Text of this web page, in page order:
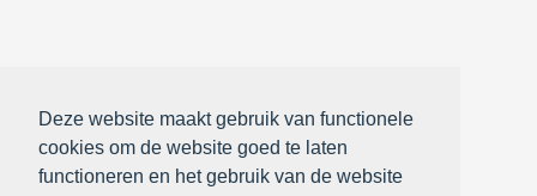
Deze website maakt gebruik van functionele
cookies om de website goed te laten
functioneren en het gebruik van de website